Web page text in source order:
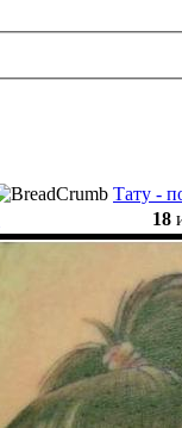
Татy -
18